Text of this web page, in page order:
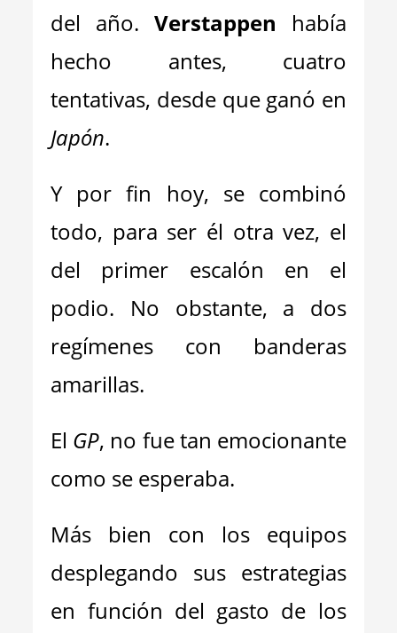
del año. Verstappen había
hecho antes, cuatro
tentativas, desde que ganó en
Japón.
Y por fin hoy, se combinó
todo, para ser él otra vez, el
del primer escalón en el
podio. No obstante, a dos
regímenes con banderas
amarillas.
El GP, no fue tan emocionante
como se esperaba.
Más bien con los equipos
desplegando sus estrategias
en función del gasto de los